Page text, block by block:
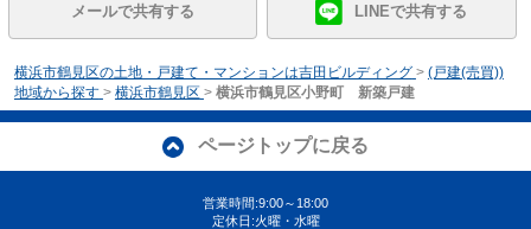
メールで共有する LINEで共有する
横浜市鶴見区の土地・戸建て・マンションは吉田ビルディング > (戸建(売買))
地域から探す > 横浜市鶴見区 > 横浜市鶴見区小野町 新築戸建
ページトップに戻る
営業時間:9:00～18:00
定休日:火曜・水曜